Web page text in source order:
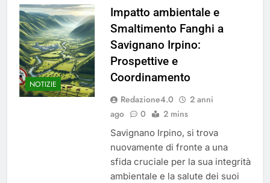
4 Mesi Ago
⚠️ Emergenza Acqua a
Savignano Irpino: Ordinanza n. 7
del 26 Marzo 2026
4 Mesi Ago
Mangiaplastica: Più ricicli, più
risparmi!
10 Mesi Ago
Postamat chiuso di notte a
Savignano: misura anti-rapina
fino alle 8:30
11 Mesi Ago
💡 Savignano 4.0 si rinnova: scopri
la nuova grafica del blog dedicato
al futuro del nostro paese
1 Anno Ago
NOTIZIE
Impatto ambientale e
Smaltimento Fanghi a
Savignano Irpino:
Prospettive e
Coordinamento
Redazione4.0
2 anni
ago
0 2 mins
Savignano Irpino, si trova
nuovamente di fronte a una
sfida cruciale per la sua integrità
ambientale e la salute dei suoi